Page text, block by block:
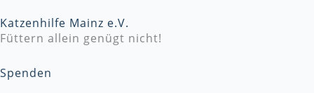
Katzenhilfe Mainz e.V.
Füttern allein genügt nicht!
Spenden